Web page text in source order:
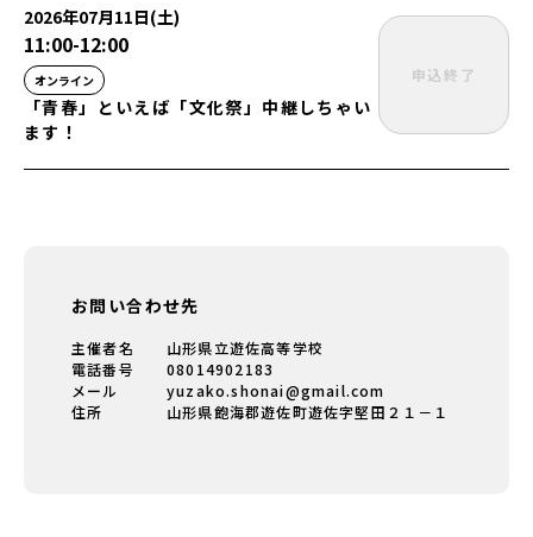
2026年07月11日(土)
11:00-12:00
オンライン
「青春」といえば「文化祭」中継しちゃい
ます！
申込終了
お問い合わせ先
主催者名
山形県立遊佐高等学校
電話番号
08014902183
メール
yuzako.shonai@gmail.com
住所
山形県飽海郡遊佐町遊佐字堅田２１－１